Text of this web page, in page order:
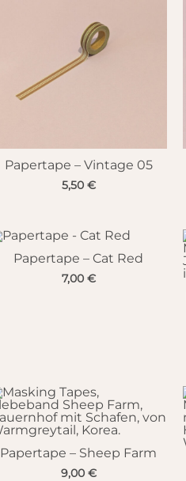
Papertape – Vintage 05
5,50 €
Papertape – Cat Red
7,00 €
Papertape – Sheep Farm
9,00 €